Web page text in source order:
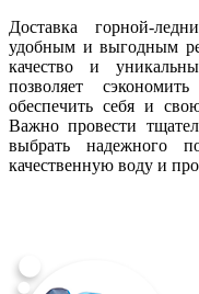
Доставка горной-
удобным и выгодным
качество и
позволяет
обеспечить себя и
Важно провести
выбрать надежного
качественную воду и